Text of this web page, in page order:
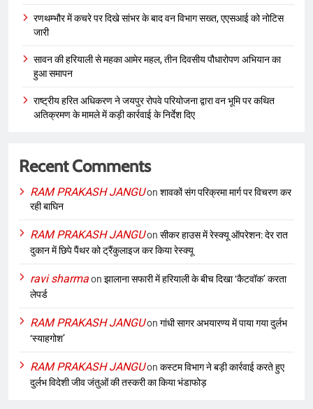
रणथम्भौर में कचरे पर दिखे सांभर के बाद वन विभाग सख्त, एएसआई को नोटिस
जारी
सावन की हरियाली से महका आमेर महल, तीन दिवसीय पौधारोपण अभियान का
हुआ समापन
राष्ट्रीय हरित अधिकरण ने जयपुर रोपवे परियोजना द्वारा वन भूमि पर कथित
अतिक्रमण के मामले में कड़ी कार्रवाई के निर्देश दिए
Recent Comments
RAM PRAKASH JANGUon शावकों संग परिक्रमा मार्ग पर विचरण कर
रही बाघिन
RAM PRAKASH JANGUon सीकर हाउस में रेस्क्यू ऑपरेशन: देर रात
दुकान में छिपे पैंथर को ट्रैंकुलाइज कर किया रेस्क्यू
ravi sharmaon झालाना सफारी में हरियाली के बीच दिखा ‘कैटवॉक’ करता
लेपर्ड
RAM PRAKASH JANGUon गांधी सागर अभयारण्य में पाया गया दुर्लभ
‘स्याहगोश’
RAM PRAKASH JANGUon कस्टम विभाग ने बड़ी कार्रवाई करते हुए
दुर्लभ विदेशी जीव जंतुओं की तस्करी का किया भंडाफोड़